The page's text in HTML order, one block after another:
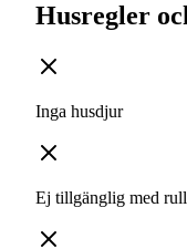
Husregler
Inga husdjur
Ej tillgänglig med